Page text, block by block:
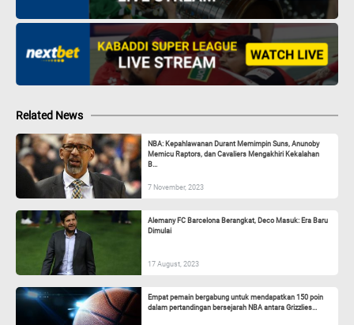
Related News
NBA: Kepahlawanan Durant Memimpin Suns, Anunoby
Memicu Raptors, dan Cavaliers Mengakhiri Kekalahan
B...
7 November, 2023
Alemany FC Barcelona Berangkat, Deco Masuk: Era Baru
Dimulai
17 August, 2023
Empat pemain bergabung untuk mendapatkan 150 poin
dalam pertandingan bersejarah NBA antara Grizzlies...